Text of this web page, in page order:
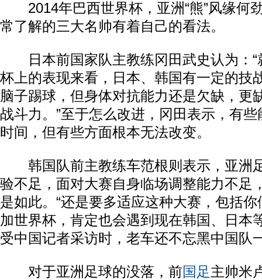
2014年巴西世界杯，亚洲“熊”风缘何
常了解的三大名帅有着自己的看法。
日本前国家队主教练冈田武史认为：“
杯上的表现来看，日本、韩国有一定的技
脑子踢球，但身体对抗能力还是欠缺，更
战斗力。”至于怎么改进，冈田表示，有
时间，但有些方面根本无法改变。
韩国队前主教练车范根则表示，亚洲
验不足，面对大赛自身临场调整能力不足
是如此。“还是要多适应这种大赛，包括
加世界杯，肯定也会遇到现在韩国、日本
受中国记者采访时，老车还不忘黑中国队
对于亚洲足球的没落，前国足主帅米